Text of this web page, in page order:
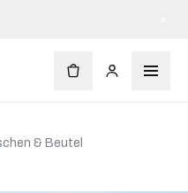
& Beutel